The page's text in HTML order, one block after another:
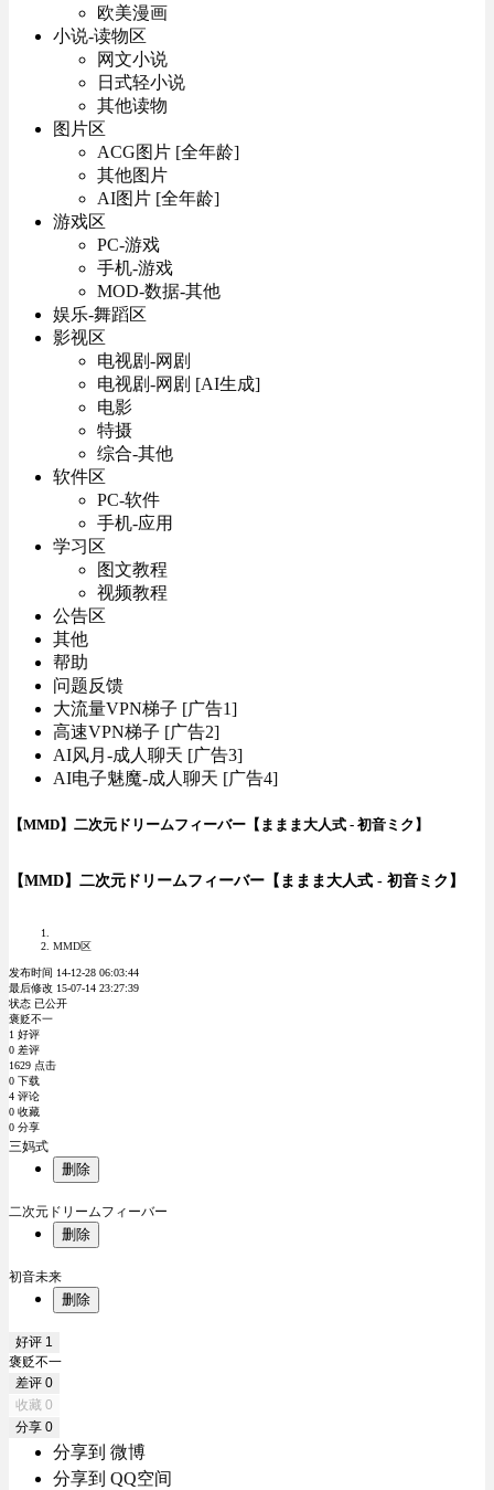
欧美漫画
小说-读物区
网文小说
日式轻小说
其他读物
图片区
ACG图片 [全年龄]
其他图片
AI图片 [全年龄]
游戏区
PC-游戏
手机-游戏
MOD-数据-其他
娱乐-舞蹈区
影视区
电视剧-网剧
电视剧-网剧 [AI生成]
电影
特摄
综合-其他
软件区
PC-软件
手机-应用
学习区
图文教程
视频教程
公告区
其他
帮助
问题反馈
大流量VPN梯子 [广告1]
高速VPN梯子 [广告2]
AI风月-成人聊天 [广告3]
AI电子魅魔-成人聊天 [广告4]
【MMD】二次元ドリームフィーバー【ままま大人式 - 初音ミク】
【MMD】二次元ドリームフィーバー【ままま大人式 - 初音ミク】
MMD区
发布时间 14-12-28 06:03:44
最后修改 15-07-14 23:27:39
状态 已公开
褒贬不一
1 好评
0 差评
1629 点击
0 下载
4 评论
0 收藏
0 分享
三妈式
删除
二次元ドリームフィーバー
删除
初音未来
删除
好评 1
褒贬不一
差评 0
收藏 0
分享 0
分享到 微博
分享到 QQ空间